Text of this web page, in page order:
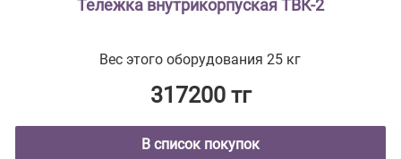
Тележка внутрикорпуская ТВК-2
Вес этого оборудования 25 кг
317200 тг
В список покупок